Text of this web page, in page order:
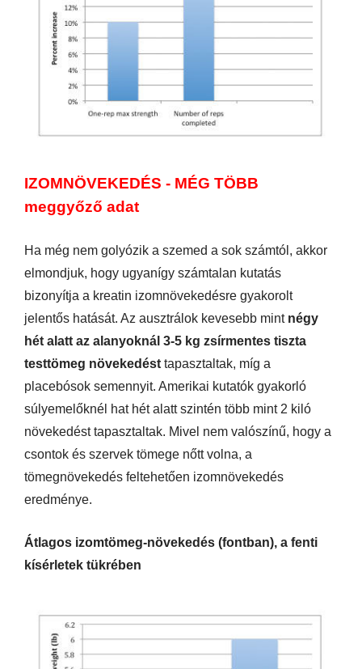
IZOMNÖVEKEDÉS - MÉG TÖBB
meggyőző adat
Ha még nem golyózik a szemed a sok számtól, akkor
elmondjuk, hogy ugyanígy számtalan kutatás
bizonyítja a kreatin izomnövekedésre gyakorolt
jelentős hatását. Az ausztrálok kevesebb mint négy
hét alatt az alanyoknál 3-5 kg zsírmentes tiszta
testtömeg növekedést tapasztaltak, míg a
placebósok semennyit. Amerikai kutatók gyakorló
súlyemelőknél hat hét alatt szintén több mint 2 kiló
növekedést tapasztaltak. Mivel nem valószínű, hogy a
csontok és szervek tömege nőtt volna, a
tömegnövekedés feltehetően izomnövekedés
eredménye.
Átlagos izomtömeg-növekedés (fontban), a fenti
kísérletek tükrében